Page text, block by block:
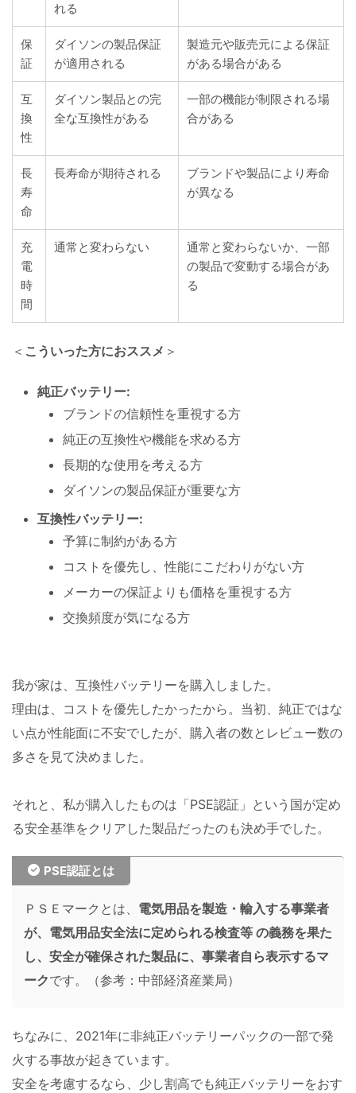
れる
保
証
ダイソンの製品保証
が適用される
製造元や販売元による保証
がある場合がある
互
換
性
ダイソン製品との完
全な互換性がある
一部の機能が制限される場
合がある
長
寿
命
長寿命が期待される
ブランドや製品により寿命
が異なる
充
電
時
間
通常と変わらない
通常と変わらないか、一部
の製品で変動する場合があ
る
＜ こういった方におススメ ＞
純正バッテリー:
ブランドの信頼性を重視する方
純正の互換性や機能を求める方
長期的な使用を考える方
ダイソンの製品保証が重要な方
互換性バッテリー:
予算に制約がある方
コストを優先し、性能にこだわりがない方
メーカーの保証よりも価格を重視する方
交換頻度が気になる方
我が家は、互換性バッテリーを購入しました。
理由は、コストを優先したかったから。当初、純正ではな
い点が性能面に不安でしたが、購入者の数とレビュー数の
多さを見て決めました。
それと、私が購入したものは「PSE認証」という国が定め
る安全基準をクリアした製品だったのも決め手でした。
PSE認証とは
ＰＳＥマークとは、 電気用品を製造・輸入する事業者
が、電気用品安全法に定められる検査等 の義務を果た
し、安全が確保された製品に、事業者自ら表示するマ
ークです。（参考：中部経済産業局）
ちなみに、2021年に非純正バッテリーパックの一部で発
火する事故が起きています。
安全を考慮するなら、少し割高でも純正バッテリーをおす